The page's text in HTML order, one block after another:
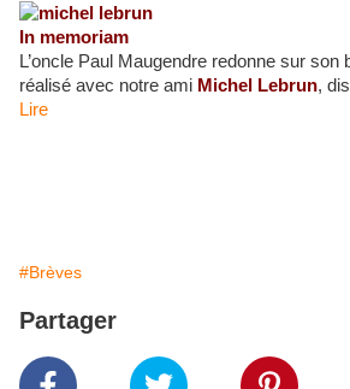
In memoriam
L’oncle Paul Maugendre redonne sur son
réalisé avec notre ami Michel Lebrun,
Lire
#Brèves
Partager